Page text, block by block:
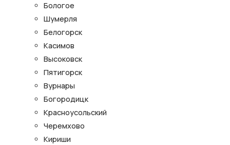
Бологое
Шумерля
Белогорск
Касимов
Высоковск
Пятигорск
Вурнары
Богородицк
Красноусольский
Черемхово
Кириши